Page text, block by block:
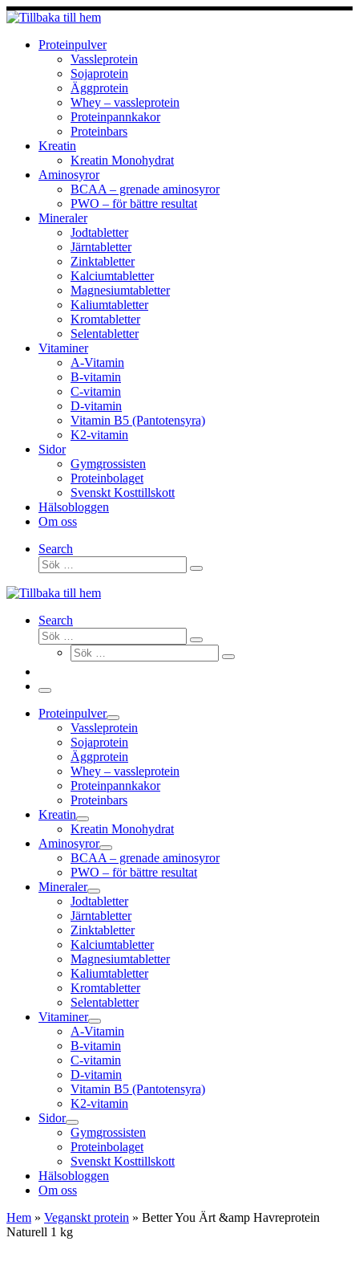
Hoppa
till
innehållProteinpulver
Vassleprotein
Sojaprotein
Äggprotein
Whey – vassleprotein
Proteinpannkakor
Proteinbars
Kreatin
Kreatin Monohydrat
Aminosyror
BCAA – grenade aminosyror
PWO – för bättre resultat
Mineraler
Jodtabletter
Järntabletter
Zinktabletter
Kalciumtabletter
Magnesiumtabletter
Kaliumtabletter
Kromtabletter
Selentabletter
Vitaminer
A-Vitamin
B-vitamin
C-vitamin
D-vitamin
Vitamin B5 (Pantotensyra)
K2-vitamin
Sidor
Gymgrossisten
Proteinbolaget
Svenskt Kosttillskott
Hälsobloggen
Om oss
Search
Sök
Sök
Search
Sök
Sök
Sök
Sök
Meny
Proteinpulver
Vassleprotein
Sojaprotein
Äggprotein
Whey – vassleprotein
Proteinpannkakor
Proteinbars
Kreatin
Kreatin Monohydrat
Aminosyror
BCAA – grenade aminosyror
PWO – för bättre resultat
Mineraler
Jodtabletter
Järntabletter
Zinktabletter
Kalciumtabletter
Magnesiumtabletter
Kaliumtabletter
Kromtabletter
Selentabletter
Vitaminer
A-Vitamin
B-vitamin
C-vitamin
D-vitamin
Vitamin B5 (Pantotensyra)
K2-vitamin
Sidor
Gymgrossisten
Proteinbolaget
Svenskt Kosttillskott
Hälsobloggen
Om oss
Hem » Veganskt protein » Better You Ärt &amp Havreprotein
Naturell 1 kg